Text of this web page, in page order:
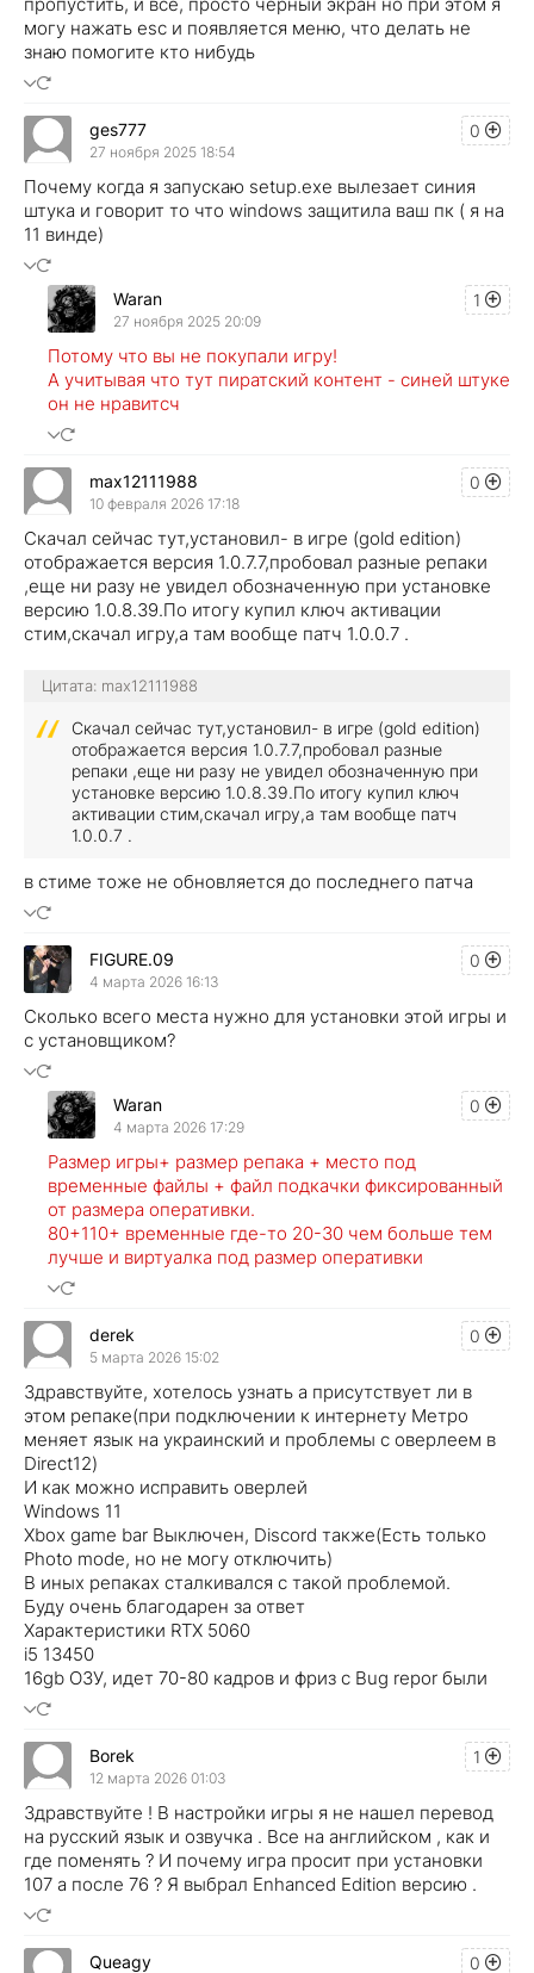
могу нажать esc и появляется меню, что делать не
знаю помогите кто нибудь
0
ges777
27 ноября 2025 18:54
Почему когда я запускаю setup.exe вылезает синия
штука и говорит то что windows защитила ваш пк ( я на
11 винде)
1
Waran
27 ноября 2025 20:09
Потому что вы не покупали игру!
А учитывая что тут пиратский контент - синей штуке
он не нравитсч
0
max12111988
10 февраля 2026 17:18
Скачал сейчас тут,установил- в игре (gold edition)
отображается версия 1.0.7.7,пробовал разные репаки
,еще ни разу не увидел обозначенную при установке
версию 1.0.8.39.По итогу купил ключ активации
стим,скачал игру,а там вообще патч 1.0.0.7 .
Цитата: max12111988
Скачал сейчас тут,установил- в игре (gold edition)
отображается версия 1.0.7.7,пробовал разные
репаки ,еще ни разу не увидел обозначенную при
установке версию 1.0.8.39.По итогу купил ключ
активации стим,скачал игру,а там вообще патч
1.0.0.7 .
в стиме тоже не обновляется до последнего патча
0
FIGURE.09
4 марта 2026 16:13
Сколько всего места нужно для установки этой игры и
с установщиком?
0
Waran
4 марта 2026 17:29
Размер игры+ размер репака + место под
временные файлы + файл подкачки фиксированный
от размера оперативки.
80+110+ временные где-то 20-30 чем больше тем
лучше и виртуалка под размер оперативки
0
derek
5 марта 2026 15:02
Здравствуйте, хотелось узнать а присутствует ли в
этом репаке(при подключении к интернету Метро
меняет язык на украинский и проблемы с оверлеем в
Direct12)
И как можно исправить оверлей
Windows 11
Xbox game bar Выключен, Discord также(Есть только
Photo mode, но не могу отключить)
В иных репаках сталкивался с такой проблемой.
Буду очень благодарен за ответ
Характеристики RTX 5060
i5 13450
16gb ОЗУ, идет 70-80 кадров и фриз с Bug repor были
1
Borek
12 марта 2026 01:03
Здравствуйте ! В настройки игры я не нашел перевод
на русский язык и озвучка . Все на английском , как и
где поменять ? И почему игра просит при установки
107 а после 76 ? Я выбрал Enhanced Edition версию .
0
Queagy